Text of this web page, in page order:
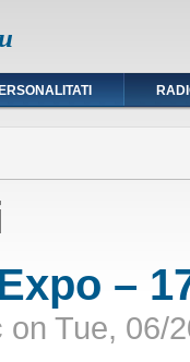
–
on Tue, 06/